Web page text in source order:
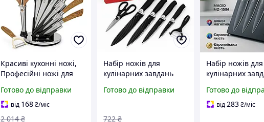
Красиві кухонні ножі,
Професійні ножі для
ножів для кулінарних
завдань XT-20
Готово до відправки
від 168₴/міс
2 014 ₴
Набір ножів для
кулінарних завдань
гострих ножів для кухні
72
Готово до відправки
722 ₴
Набір ножів для
кулінарних
нержавіючої
Бюджетні
Готово до
від283₴/міс